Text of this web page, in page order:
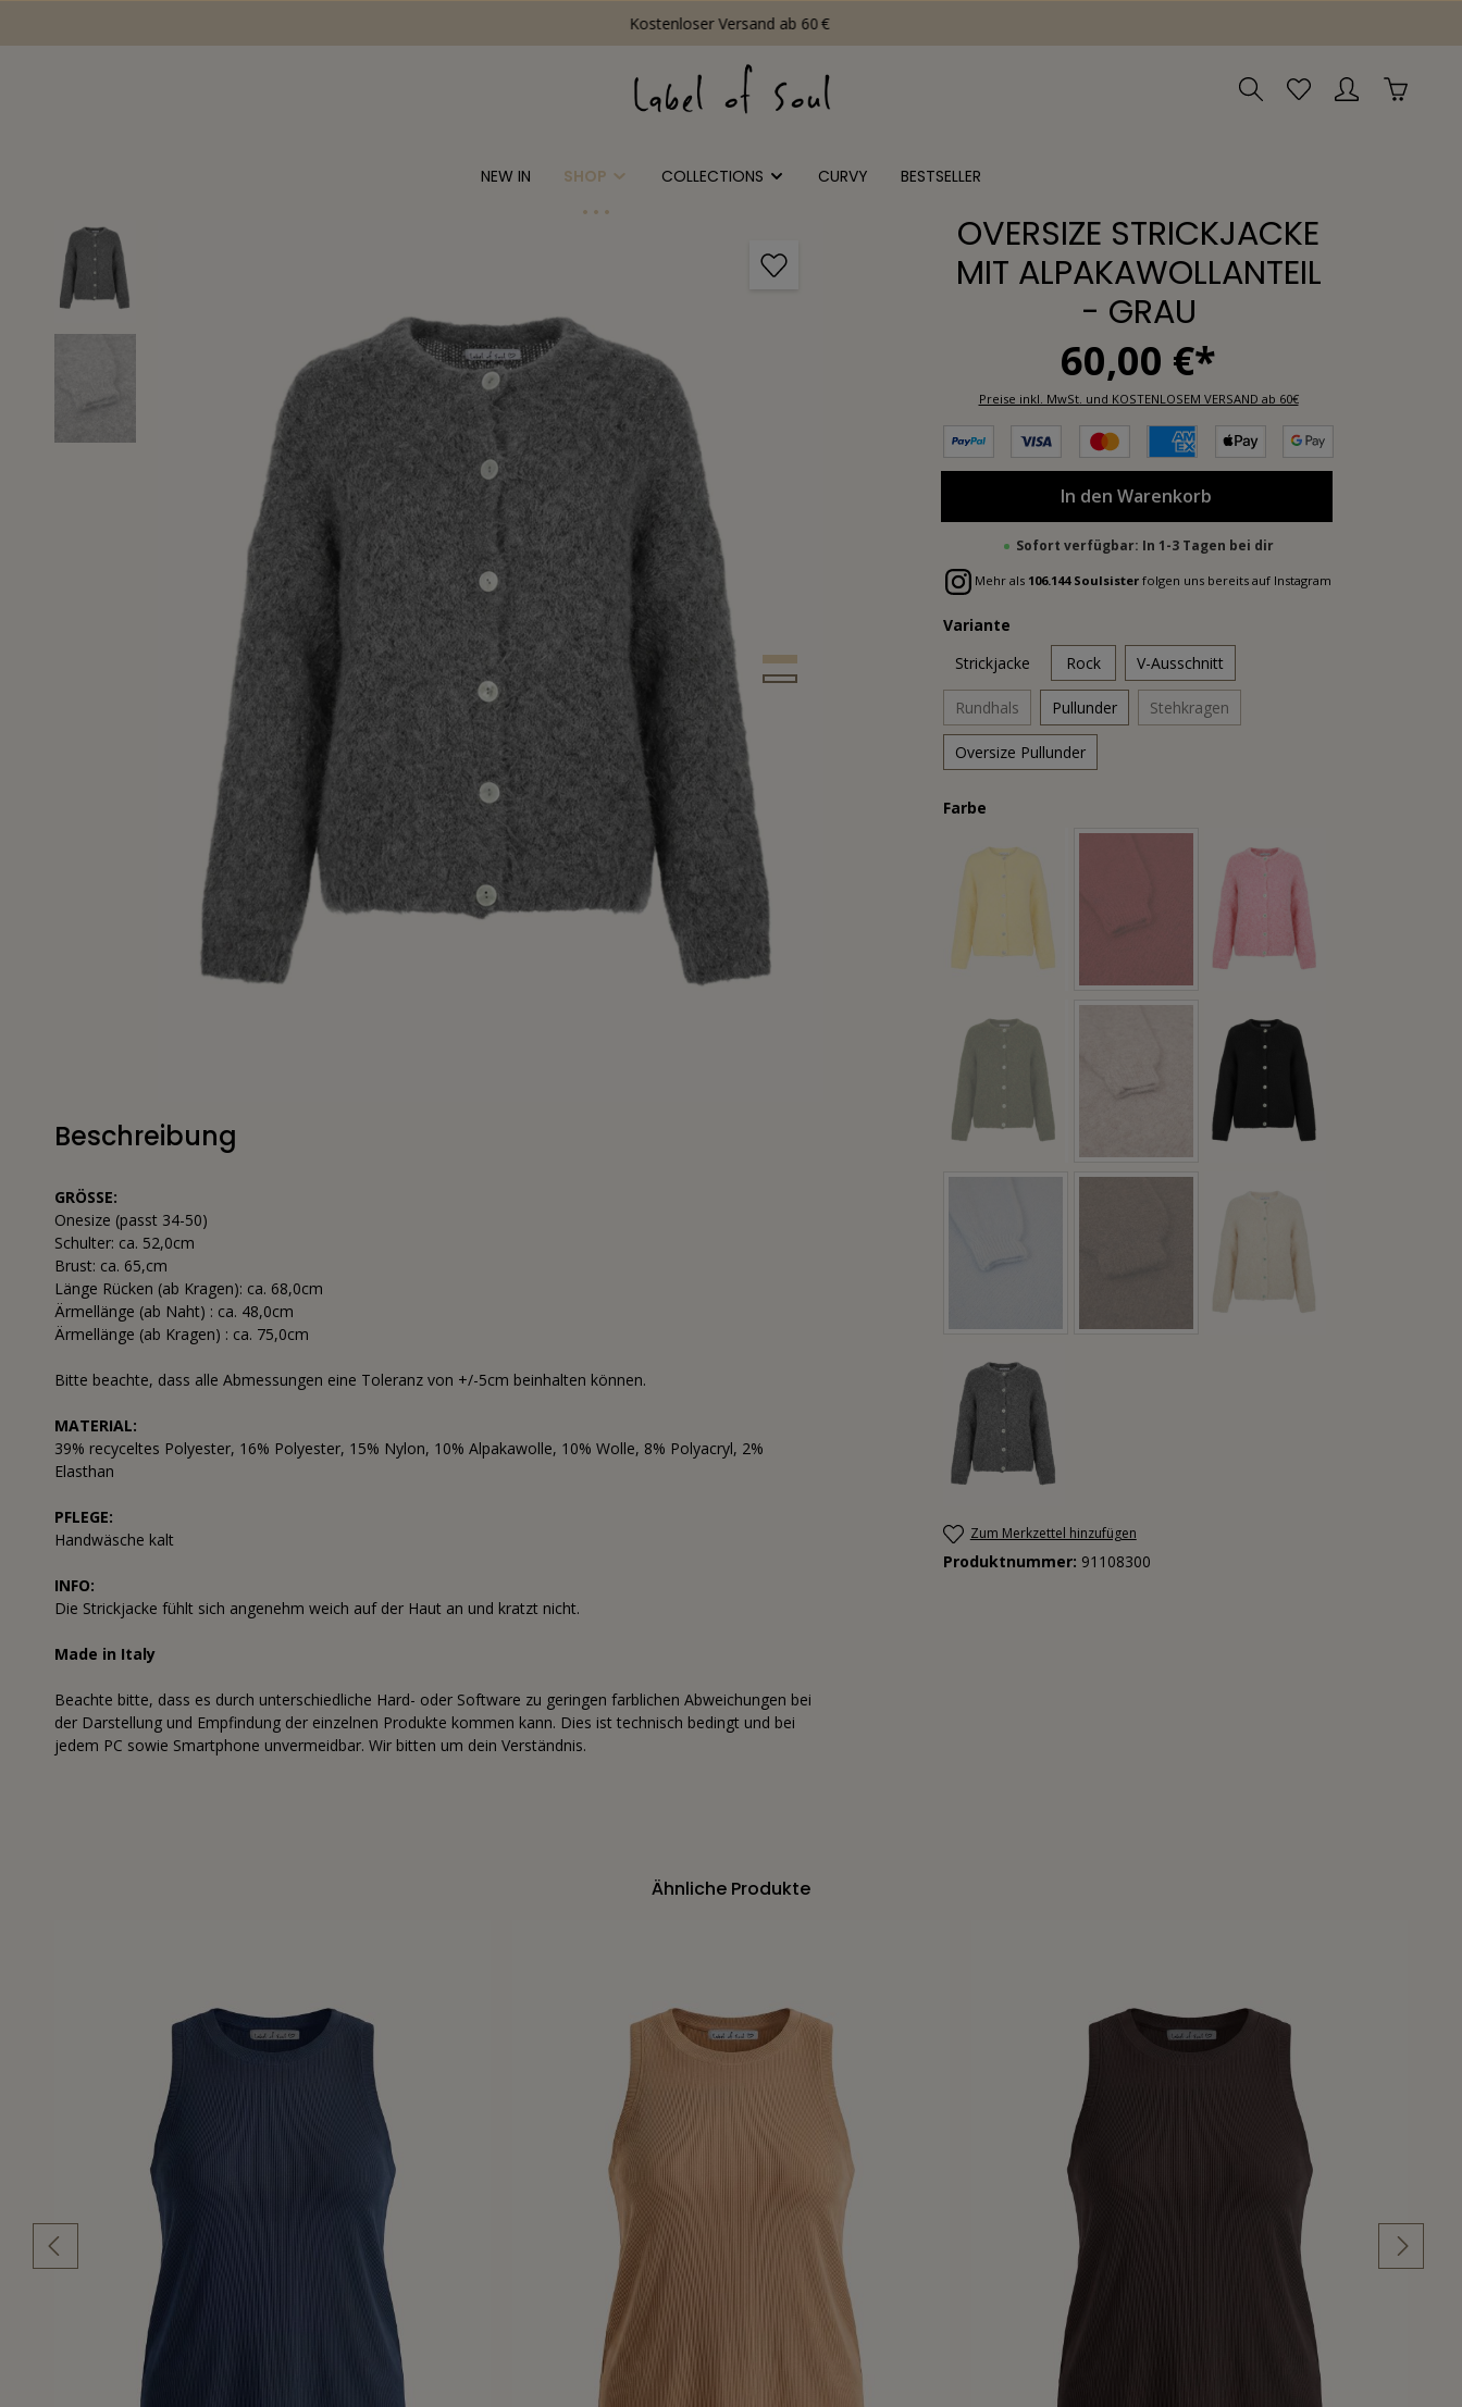
Kostenloser Versand ab 60 €
NEW IN SHOP COLLECTIONS CURVY BESTSELLER
OVERSIZE STRICKJACKE
MIT ALPAKAWOLLANTEIL
- GRAU
60,00 €*
Preise inkl. MwSt. und KOSTENLOSEM VERSAND ab 60€
In den Warenkorb
Sofort verfügbar: In 1-3 Tagen bei dir
Mehr als 106.144 Soulsister folgen uns bereits auf Instagram
Variante
Strickjacke
Rock V-Ausschnitt
Rundhals Pullunder Stehkragen
Oversize Pullunder
Farbe
Zum Merkzettel hinzufügen
Produktnummer: 91108300
Beschreibung
GRÖSSE:
Onesize (passt 34-50)
Schulter: ca. 52,0cm
Brust: ca. 65,cm
Länge Rücken (ab Kragen): ca. 68,0cm
Ärmellänge (ab Naht) : ca. 48,0cm
Ärmellänge (ab Kragen) : ca. 75,0cm
Bitte beachte, dass alle Abmessungen eine Toleranz von +/-5cm beinhalten können.
MATERIAL:
39% recyceltes Polyester, 16% Polyester, 15% Nylon, 10% Alpakawolle, 10% Wolle, 8% Polyacryl, 2%
Elasthan
PFLEGE:
Handwäsche kalt
INFO:
Die Strickjacke fühlt sich angenehm weich auf der Haut an und kratzt nicht.
Made in Italy
Beachte bitte, dass es durch unterschiedliche Hard- oder Software zu geringen farblichen Abweichungen bei
der Darstellung und Empfindung der einzelnen Produkte kommen kann. Dies ist technisch bedingt und bei
jedem PC sowie Smartphone unvermeidbar. Wir bitten um dein Verständnis.
Ähnliche Produkte